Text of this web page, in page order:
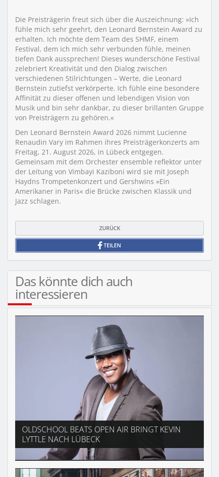
Die Preisträgerin freut sich über die Auszeichnung: »Ich
fühle mich sehr geehrt, den Leonard Bernstein Award zu
erhalten. Ich möchte dem Team des SHMF, einem
Festival, dem ich mich sehr verbunden fühle, meinen
tiefen Dank aussprechen! Dieses wunderschöne Festival
zelebriert Kreativität und den Dialog zwischen
verschiedenen Stilrichtungen – Werte, die Leonard
Bernstein zutiefst verkörperte. Ich fühle eine besondere
Affinität zu dieser offenen und lebendigen Vision von
Musik und bin sehr dankbar, zu dieser brillanten Gruppe
von Preisträgern zu gehören.«
Den Leonard Bernstein Award 2026 nimmt Lucienne
Renaudin Vary im Rahmen ihres Preisträgerkonzerts am
Freitag, 21. August 2026, in Lübeck entgegen.
Gemeinsam mit dem Orchester ensemble reflektor unter
der Leitung von Vimbayi Kaziboni wird sie mit Joseph
Haydns Trompetenkonzert und Gershwins »Ein
Amerikaner in Paris« die Brücke zwischen Klassik und
Jazz schlagen.
ZURÜCK
TEILEN
Das könnte dich auch
interessieren
OLDSCHOOL BEATS OPEN AIR BRINGT KEVIN
LYTTLE NACH LÜBECK